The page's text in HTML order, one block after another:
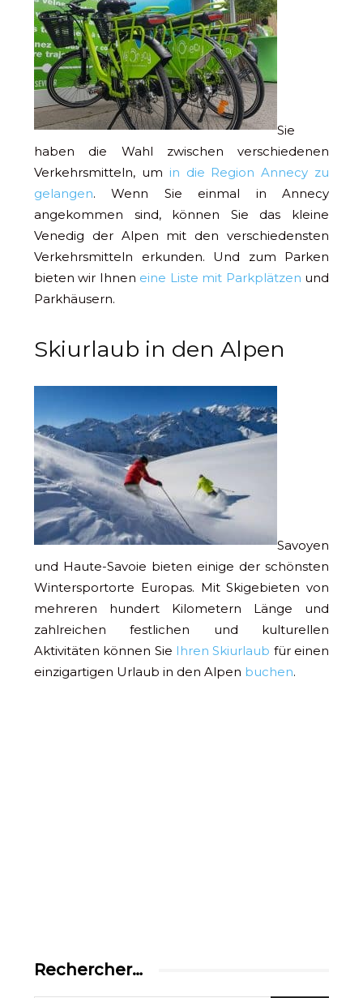
Sie
haben die Wahl zwischen verschiedenen
Verkehrsmitteln, um in die Region Annecy zu
gelangen. Wenn Sie einmal in Annecy
angekommen sind, können Sie das kleine
Venedig der Alpen mit den verschiedensten
Verkehrsmitteln erkunden. Und zum Parken
bieten wir Ihnen eine Liste mit Parkplätzen und
Parkhäusern.
Skiurlaub in den Alpen
Savoyen
und Haute-Savoie bieten einige der schönsten
Wintersportorte Europas. Mit Skigebieten von
mehreren hundert Kilometern Länge und
zahlreichen festlichen und kulturellen
Aktivitäten können Sie Ihren Skiurlaub für einen
einzigartigen Urlaub in den Alpen buchen.
Rechercher…